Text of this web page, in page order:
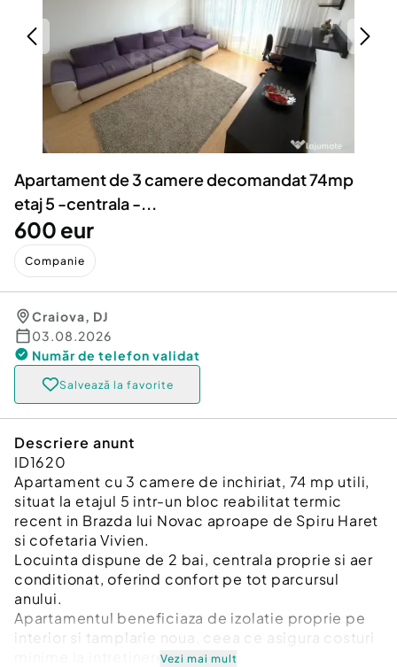
Servicii
Animale de companie
Afaceri și echipamente profesionale
Inchiriere Bunuri si Vehicule
Utilaje agricole si industriale
Piese auto si accesorii
Dacia Duster
Apartament de 3 camere decomandat 74mp
etaj 5 -centrala -...
600 eur
Companie
Craiova, DJ
03.08.2026
Număr de telefon validat
Salvează la favorite
Descriere anunt
ID1620
Apartament cu 3 camere de inchiriat, 74 mp utili,
situat la etajul 5 intr-un bloc reabilitat termic
recent in Brazda lui Novac aproape de Spiru Haret
si cofetaria Vivien.
Locuinta dispune de 2 bai, centrala proprie si aer
conditionat, oferind confort pe tot parcursul
anului.
Apartamentul beneficiaza de izolatie proprie pe
interior si tamplarie noua, ceea ce asigura costuri
minime la intretinere.Vezi mai mult